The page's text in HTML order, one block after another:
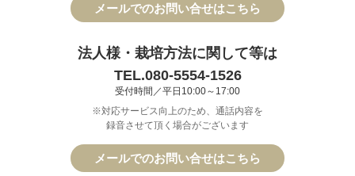
メールでのお問い合せはこちら
法人様・栽培方法に関して等は
TEL.080-5554-1526
受付時間／平日10:00～17:00
※対応サービス向上のため、通話内容を
録音させて頂く場合がございます
メールでのお問い合せはこちら